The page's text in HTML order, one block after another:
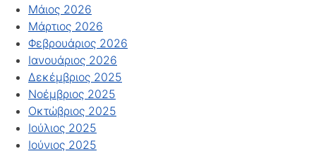
Μάιος 2026
Μάρτιος 2026
Φεβρουάριος 2026
Ιανουάριος 2026
Δεκέμβριος 2025
Νοέμβριος 2025
Οκτώβριος 2025
Ιούλιος 2025
Ιούνιος 2025